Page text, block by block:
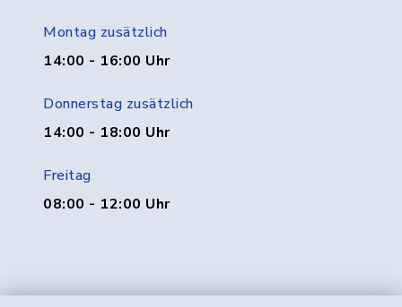
Montag zusätzlich
14:00 - 16:00 Uhr
Donnerstag zusätzlich
14:00 - 18:00 Uhr
Freitag
08:00 - 12:00 Uhr